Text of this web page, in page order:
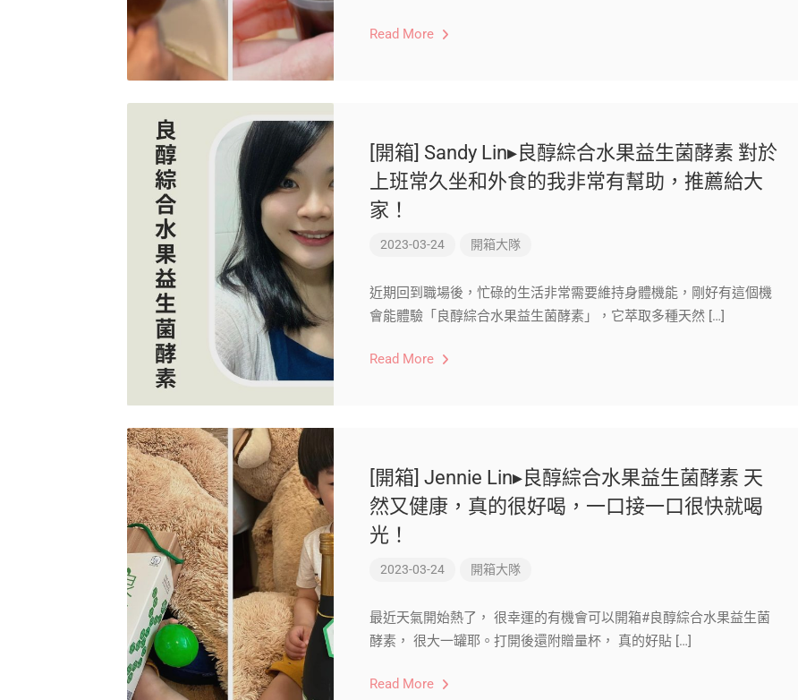
Read More
[開箱] Sandy Lin▸良醇綜合水果益生菌酵素 對於
上班常久坐和外食的我非常有幫助，推薦給大
家！
2023-03-24 開箱大隊
近期回到職場後，忙碌的生活非常需要維持身體機能，剛好有這個機
會能體驗「良醇綜合水果益生菌酵素」，它萃取多種天然 […]
Read More
[開箱] Jennie Lin▸良醇綜合水果益生菌酵素 天
然又健康，真的很好喝，一口接一口很快就喝
光！
2023-03-24 開箱大隊
最近天氣開始熱了， 很幸運的有機會可以開箱#良醇綜合水果益生菌
酵素， 很大一罐耶。打開後還附贈量杯， 真的好貼 […]
Read More